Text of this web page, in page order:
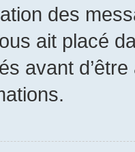
des
ait placé
avant